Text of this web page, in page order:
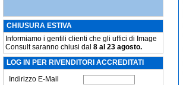
CHIUSURA ESTIVA
Informiamo i gentili clienti che gli uffici di Image
Consult saranno chiusi dal 8 al 23 agosto.
LOG IN PER RIVENDITORI ACCREDITATI
Indirizzo E-Mail